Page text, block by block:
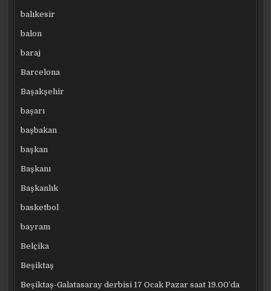
balıkesir
balon
baraj
Barcelona
Başakşehir
başarı
başbakan
başkan
Başkanı
Başkanlık
basketbol
bayram
Belçika
Beşiktaş
Beşiktaş-Galatasaray derbisi 17 Ocak Pazar saat 19.00’da